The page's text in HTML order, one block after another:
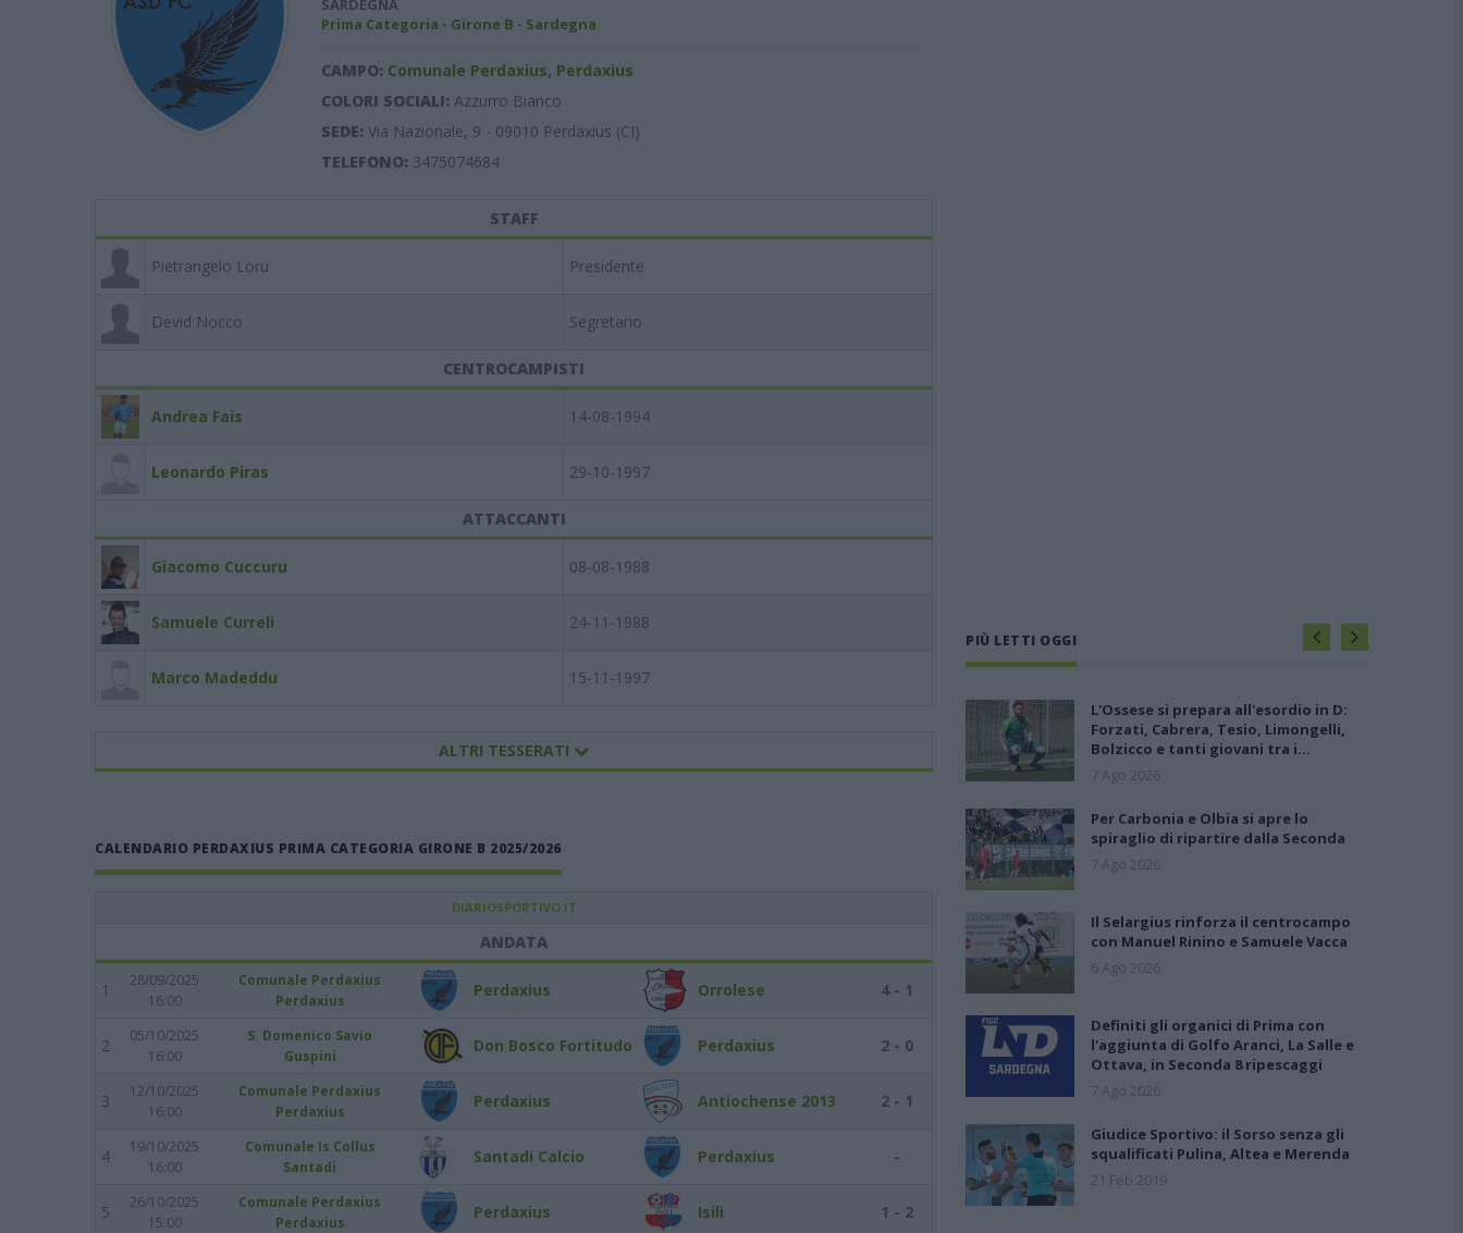
SARDEGNA
Prima Categoria - Girone B - Sardegna
CAMPO: Comunale Perdaxius, Perdaxius
COLORI SOCIALI: Azzurro Bianco
SEDE: Via Nazionale, 9 - 09010 Perdaxius (CI)
TELEFONO: 3475074684
STAFF
Pietrangelo Loru Presidente
Devid Nocco Segretario
CENTROCAMPISTI
Andrea Fais 14-08-1994
Leonardo Piras 29-10-1997
ATTACCANTI
Giacomo Cuccuru 08-08-1988
Samuele Curreli 24-11-1988
Marco Madeddu 15-11-1997
ALTRI TESSERATI
CALENDARIO PERDAXIUS PRIMA CATEGORIA GIRONE B 2025/2026
DIARIOSPORTIVO.IT
ANDATA
1
28/09/2025
16:00
Comunale Perdaxius
Perdaxius
Perdaxius Orrolese 4 - 1
2
05/10/2025
16:00
S. Domenico Savio
Guspini
Don Bosco Fortitudo Perdaxius 2 - 0
3
12/10/2025
16:00
Comunale Perdaxius
Perdaxius
Perdaxius Antiochense 2013 2 - 1
4
19/10/2025
16:00
Comunale Is Collus
Santadi
Santadi Calcio Perdaxius -
5
26/10/2025
15:00
Comunale Perdaxius
Perdaxius
Perdaxius Isili 1 - 2
PIÙ LETTI OGGI
L'Ossese si prepara all'esordio in D:
Forzati, Cabrera, Tesio, Limongelli,
Bolzicco e tanti giovani tra i…
7 Ago 2026
Per Carbonia e Olbia si apre lo
spiraglio di ripartire dalla Seconda
7 Ago 2026
Il Selargius rinforza il centrocampo
con Manuel Rinino e Samuele Vacca
6 Ago 2026
Definiti gli organici di Prima con
l'aggiunta di Golfo Aranci, La Salle e
Ottava, in Seconda 8 ripescaggi
7 Ago 2026
Giudice Sportivo: il Sorso senza gli
squalificati Pulina, Altea e Merenda
21 Feb 2019